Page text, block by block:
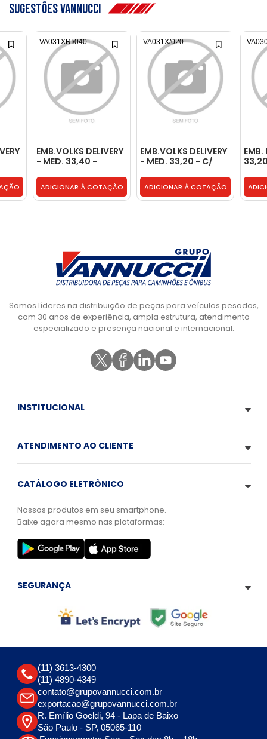
sugestões vannucci
EMB.VOLKS DELIVERY
- MED. 33,40 -
IMPORTADO -
VA031XRI/040
ADICIONAR À COTAÇÃO
VA031XRI/040
EMB.VOLKS DELIVERY
- MED. 33,20 - C/
2P0498629X/020
ADICIONAR À COTAÇÃO
VA031X/020
Somos líderes na distribuição de peças para veículos pesados,
com 30 anos de experiência, ampla estrutura, atendimento
especializado e presença nacional e internacional.
INSTITUCIONAL
ATENDIMENTO AO CLIENTE
CATÁLOGO ELETRÔNICO
Nossos produtos em seu smartphone.
Baixe agora mesmo nas plataformas:
SEGURANÇA
(11) 3613-4300
(11) 4890-4349
contato@grupovannucci.com.br
exportacao@grupovannucci.com.br
R. Emílio Goeldi, 94 - Lapa de Baixo
São Paulo - SP, 05065-110